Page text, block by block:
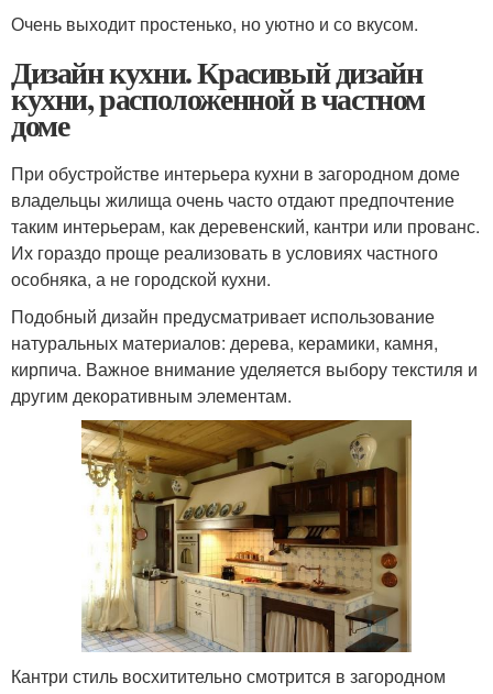
Очень выходит простенько, но уютно и со вкусом.
Дизайн кухни. Красивый дизайн
кухни, расположенной в частном
доме
При обустройстве интерьера кухни в загородном доме
владельцы жилища очень часто отдают предпочтение
таким интерьерам, как деревенский, кантри или прованс.
Их гораздо проще реализовать в условиях частного
особняка, а не городской кухни.
Подобный дизайн предусматривает использование
натуральных материалов: дерева, керамики, камня,
кирпича. Важное внимание уделяется выбору текстиля и
другим декоративным элементам.
Кантри стиль восхитительно смотрится в загородном